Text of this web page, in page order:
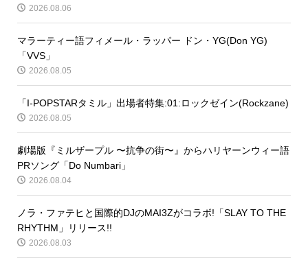
2026.08.06
マラーティー語フィメール・ラッパー ドン・YG(Don YG)
「VVS」
2026.08.05
「I-POPSTARタミル」出場者特集:01:ロックゼイン(Rockzane)
2026.08.05
劇場版『ミルザープル 〜抗争の街〜』からハリヤーンウィー語
PRソング「Do Numbari」
2026.08.04
ノラ・ファテヒと国際的DJのMAI3Zがコラボ!「SLAY TO THE
RHYTHM」リリース!!
2026.08.03